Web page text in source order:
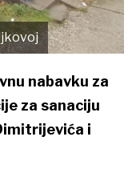
nabavku za
za sanaciju
i